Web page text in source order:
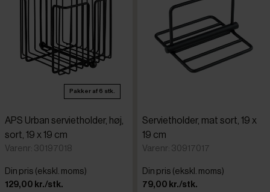
Pakker af 6 stk.
APS Urban servietholder, høj,
sort, 19 x 19 cm
Varenr: 30197018
Din pris (ekskl. moms)
129,00 kr./stk.
Servietholder, mat sort, 19 x
19 cm
Varenr: 30917017
Din pris (ekskl. moms)
79,00 kr./stk.